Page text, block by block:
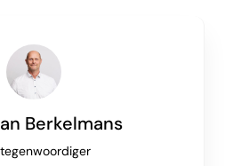
Berkelmans